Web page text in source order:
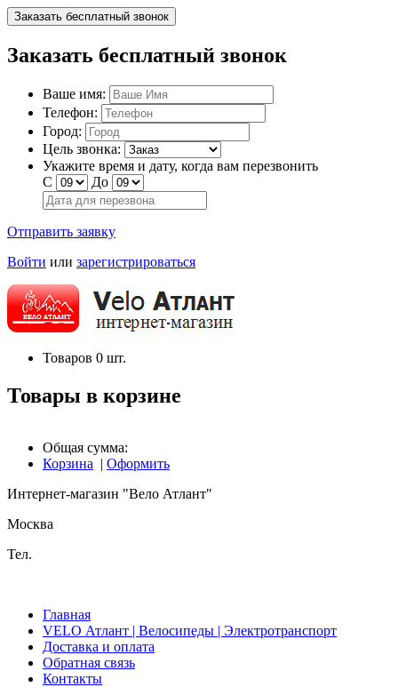
Заказать бесплатный звонок
Заказать бесплатный звонок
Ваше имя:
Телефон:
Город:
Цель звонка:
Укажите время и дату, когда вам перезвонить
С
До
Отправить заявку
Войти или зарегистрироваться
Товаров 0 шт.
Товары в корзине
Общая сумма:
Корзина | Оформить
Интернет-магазин "Вело Атлант"
Москва
Тел.
Главная
VELO Атлант | Велосипеды | Электротранспорт
Доставка и оплата
Обратная связь
Контакты